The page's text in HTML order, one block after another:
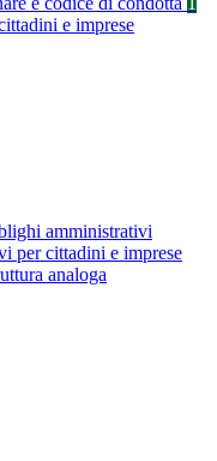
e imprese
amministrativi
per cittadini e imprese
analoga